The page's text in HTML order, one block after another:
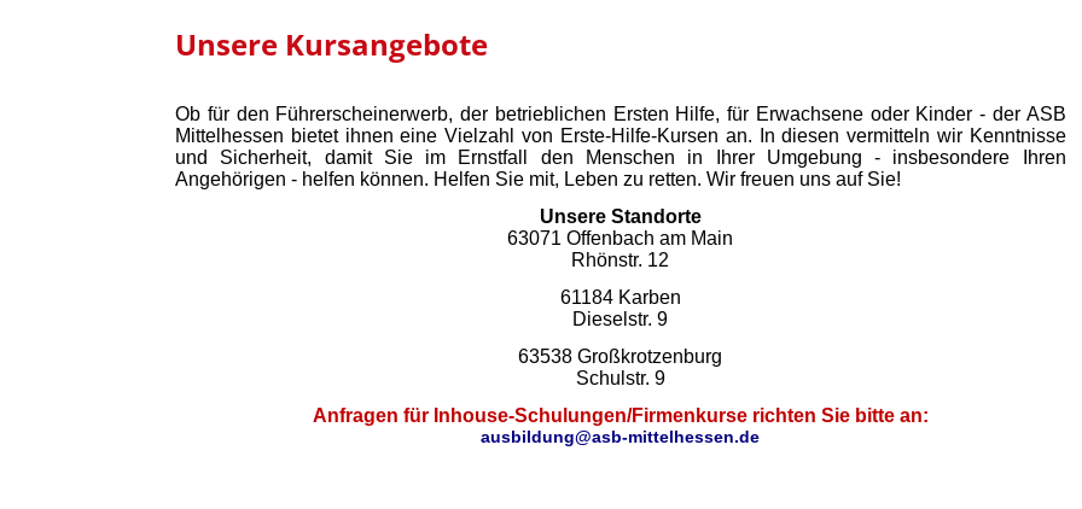
Unsere Kursangebote
Ob für den Führerscheinerwerb, der betrieblichen Ersten Hilfe, für Erwachsene oder Kinder - der ASB
Mittelhessen bietet ihnen eine Vielzahl von Erste-Hilfe-Kursen an. In diesen vermitteln wir Kenntnisse
und Sicherheit, damit Sie im Ernstfall den Menschen in Ihrer Umgebung - insbesondere Ihren
Angehörigen - helfen können. Helfen Sie mit, Leben zu retten. Wir freuen uns auf Sie!
Unsere Standorte
63071 Offenbach am Main
Rhönstr. 12
61184 Karben
Dieselstr. 9
63538 Großkrotzenburg
Schulstr. 9
Anfragen für Inhouse-Schulungen/Firmenkurse richten Sie bitte an:
ausbildung@asb-mittelhessen.de